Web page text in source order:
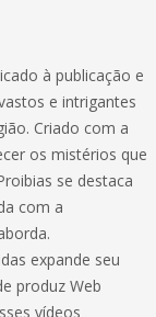
à publicação e
e intrigantes
Criado com a
os mistérios que
se destaca
com a
expande seu
produz Web
vídeos